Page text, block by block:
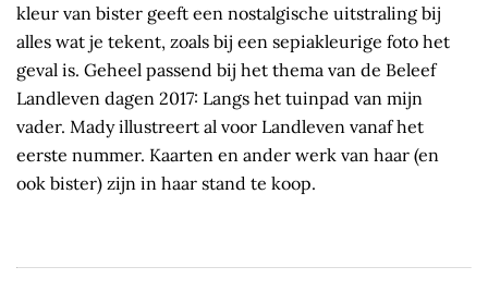
kleur van bister geeft een nostalgische uitstraling bij
alles wat je tekent, zoals bij een sepiakleurige foto het
geval is. Geheel passend bij het thema van de Beleef
Landleven dagen 2017: Langs het tuinpad van mijn
vader. Mady illustreert al voor Landleven vanaf het
eerste nummer. Kaarten en ander werk van haar (en
ook bister) zijn in haar stand te koop.